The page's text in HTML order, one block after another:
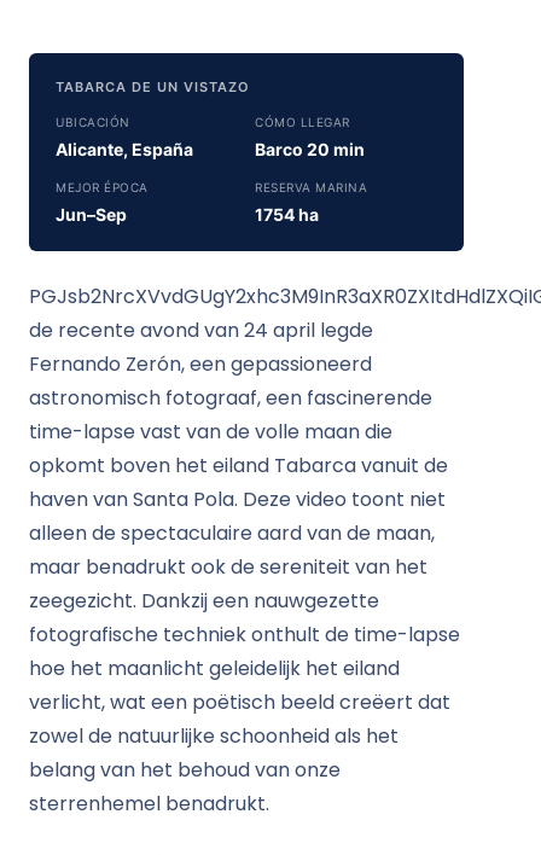
TABARCA DE UN VISTAZO
UBICACIÓN
Alicante, España
CÓMO LLEGAR
Barco 20 min
MEJOR ÉPOCA
Jun–Sep
RESERVA MARINA
1754 ha
de recente avond van 24 april legde
Fernando Zerón, een gepassioneerd
astronomisch fotograaf, een fascinerende
time-lapse vast van de volle maan die
opkomt boven het eiland Tabarca vanuit de
haven van Santa Pola. Deze video toont niet
alleen de spectaculaire aard van de maan,
maar benadrukt ook de sereniteit van het
zeegezicht. Dankzij een nauwgezette
fotografische techniek onthult de time-lapse
hoe het maanlicht geleidelijk het eiland
verlicht, wat een poëtisch beeld creëert dat
zowel de natuurlijke schoonheid als het
belang van het behoud van onze
sterrenhemel benadrukt.